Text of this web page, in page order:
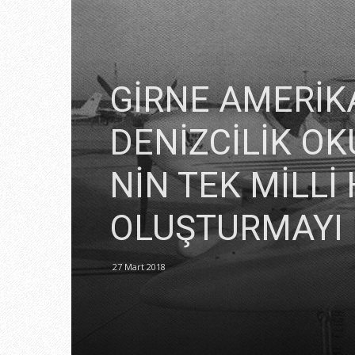
GİRNE
DENİZCİLİK
NİN TEK MİLLİ
27 Mart 2018